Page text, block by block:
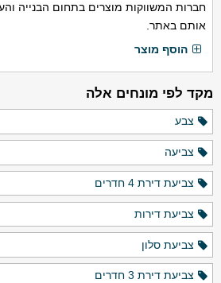
חברות המשווקות מוצרים בתחום הבנייה
אותם באתר.
הוסף מוצר
מקד לפי מונחים אלה
צבע
צביעה
צביעת דירת 4 חדרים
צביעת דירות
צביעת סלון
צביעת דירת 3 חדרים